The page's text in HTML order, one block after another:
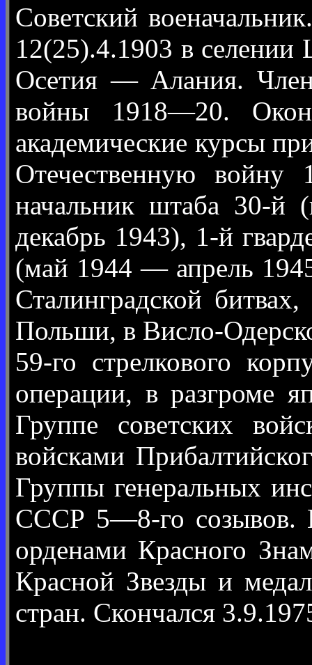
Советский
12(25).4.1903 в селении
Осетия — Алания.
войны 1918—20.
академические курсы
Отечественную войну
начальник штаба 30-й
декабрь 1943), 1-й
(май 1944 — апрель
Сталинградской
Польши, в Висло-
59-го стрелкового
операции, в разгроме
Группе советских
войсками
Группы генеральных
СССР 5—8-го созывов.
орденами Красного
Красной Звезды и
стран. Скончался